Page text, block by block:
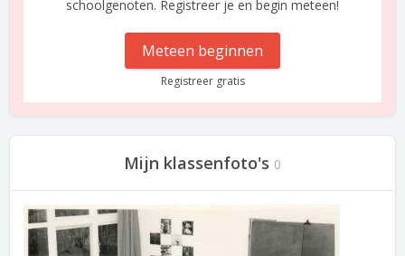
schoolgenoten. Registreer je en begin meteen!
Meteen beginnen
Registreer gratis
Mijn klassenfoto's 0